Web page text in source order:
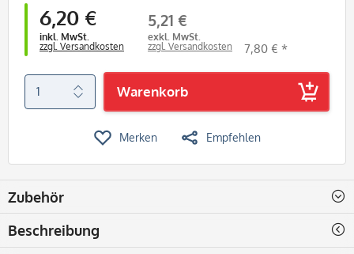
6,20 €
inkl. MwSt.
zzgl. Versandkosten
5,21 €
exkl. MwSt.
zzgl. Versandkosten
7,80 € *
Warenkorb
Merken Empfehlen
Zubehör
Beschreibung